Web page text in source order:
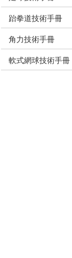
跆拳道技術手冊
角力技術手冊
軟式網球技術手冊